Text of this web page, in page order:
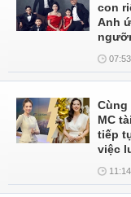
con
Anh
Cùng
MC
tiếp
việc